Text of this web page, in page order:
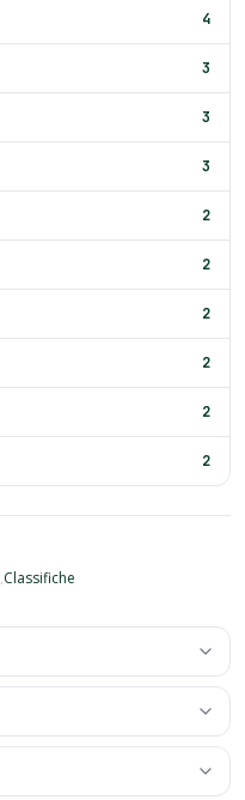
4
3
3
3
2
2
2
2
2
2
·Classifiche